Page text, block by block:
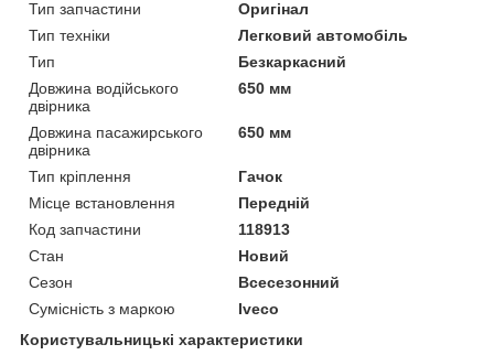
Тип запчастини
Оригінал
Тип техніки
Легковий автомобіль
Тип
Безкаркасний
Довжина водійського
двірника
650 мм
Довжина пасажирського
двірника
650 мм
Тип кріплення
Гачок
Місце встановлення
Передній
Код запчастини
118913
Стан
Новий
Сезон
Всесезонний
Сумісність з маркою
Iveco
Користувальницькі характеристики